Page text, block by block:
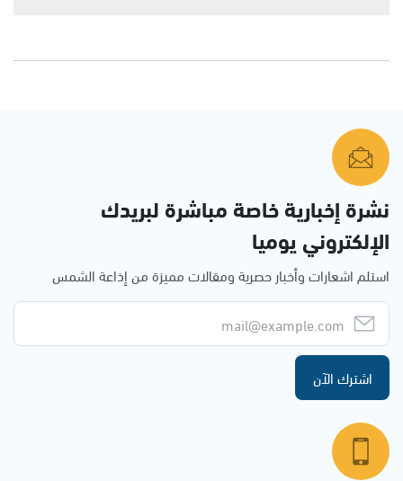
نشرة إخبارية خاصة مباشرة لبريدك
الإلكتروني يوميا
استلم اشعارات وأخبار حصرية ومقالات مميزة من إذاعة الشمس
اشترك الآن